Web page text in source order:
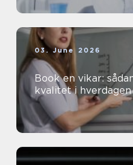
03. June 2026
Book en vikar:
kvalitet i hverdagen